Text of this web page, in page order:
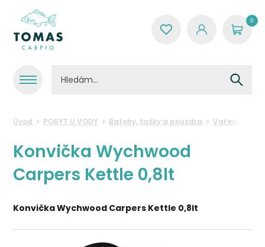
0
Úvod POBYT U VODY Batohy, tašky a pouzdra Vaření u
Konvička Wychwood
Carpers Kettle 0,8lt
Konvička Wychwood Carpers Kettle 0,8lt